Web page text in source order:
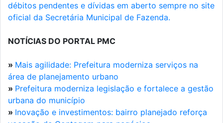
débitos pendentes e dívidas em aberto sempre no site
oficial da Secretária Municipal de Fazenda.
NOTÍCIAS DO PORTAL PMC
» Mais agilidade: Prefeitura moderniza serviços na
área de planejamento urbano
» Prefeitura moderniza legislação e fortalece a gestão
urbana do município
» Inovação e investimentos: bairro planejado reforça